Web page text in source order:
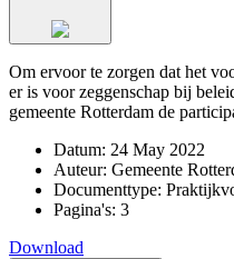
Om ervoor te zorgen dat het
er is voor zeggenschap bij
gemeente Rotterdam de
Datum: 24 May 2022
Auteur: Gemeente
Documenttype:
Pagina's: 3
Download